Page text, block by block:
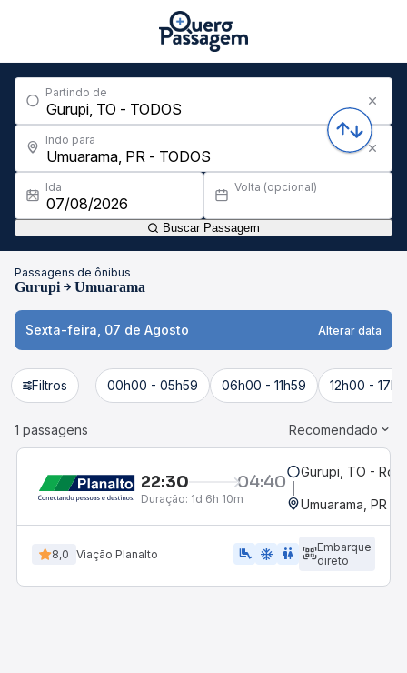
Partindo de
Indo para
Ida Volta (opcional)
Buscar Passagem
Passagens de ônibus
Gurupi Umuarama
Sexta-feira, 07 de Agosto Alterar data
Filtros 00h00 - 05h59 06h00 - 11h59 12h00 -
1 passagens Recomendado
22:30 04:40
Duração: 1d 6h 10m
Gurupi, TO -
Umuarama, PR
8,0 Viação Planalto airline_seat_legroom_extra ac_unit WC
Embarque
direto